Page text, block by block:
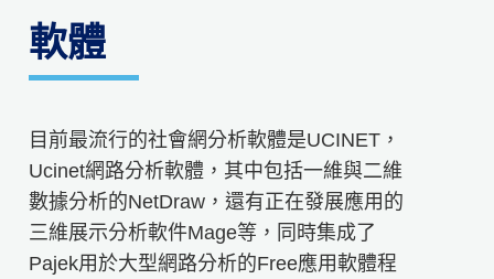
軟體
目前最流行的社會網分析軟體是UCINET，
Ucinet網路分析軟體，其中包括一維與二維
數據分析的NetDraw，還有正在發展應用的
三維展示分析軟件Mage等，同時集成了
Pajek用於大型網路分析的Free應用軟體程